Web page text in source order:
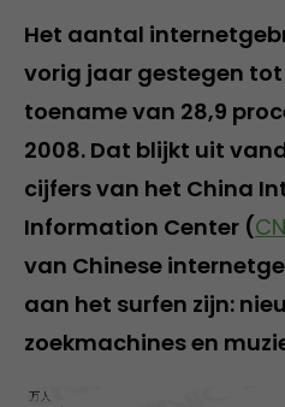
Het aantal
vorig jaar gestegen tot
toename van 28,9
2008. Dat blijkt uit
cijfers van het China
Information Center (
van Chinese
aan het surfen zijn:
zoekmachines en